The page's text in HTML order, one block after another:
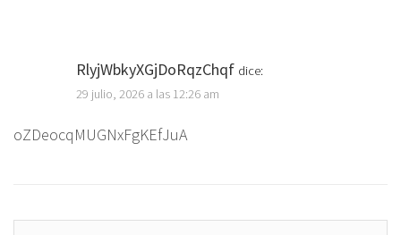
RlyjWbkyXGjDoRqzChqf dice:
29 julio, 2026 a las 12:26 am
oZDeocqMUGNxFgKEfJuA